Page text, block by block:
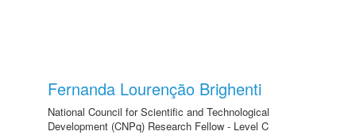
Fernanda Lourenção Brighenti
National Council for Scientific and Technological
Development (CNPq) Research Fellow - Level C